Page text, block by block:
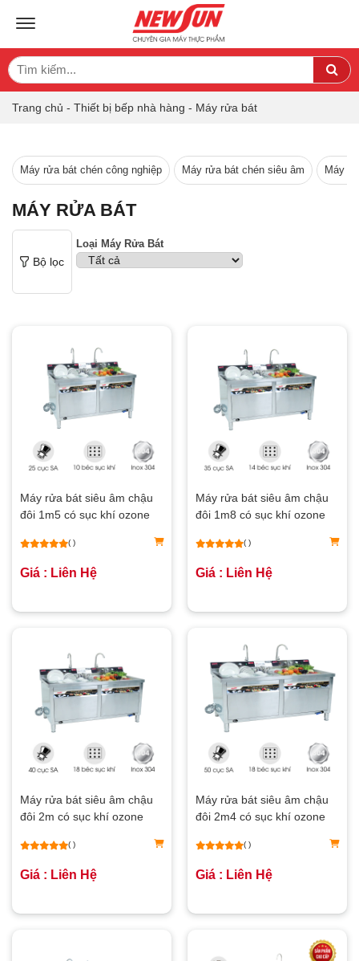
TOGGLE NAVIGATION
Search
for:
Trang chủ - Thiết bị bếp nhà hàng - Máy rửa bát
Máy rửa bát chén công nghiệp Máy rửa bát chén siêu âm Máy
MÁY RỬA BÁT
Bộ lọc
Loại Máy Rửa Bát
Máy rửa bát siêu âm chậu
đôi 1m5 có sục khí ozone
( )
Giá : Liên Hệ
Máy rửa bát siêu âm chậu
đôi 1m8 có sục khí ozone
( )
Giá : Liên Hệ
Máy rửa bát siêu âm chậu
đôi 2m có sục khí ozone
( )
Giá : Liên Hệ
Máy rửa bát siêu âm chậu
đôi 2m4 có sục khí ozone
( )
Giá : Liên Hệ